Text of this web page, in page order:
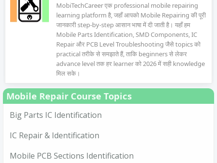
MobiTechCareer एक professional mobile repairing
learning platform है, जहाँ आपको Mobile Repairing की पूरी
जानकारी step-by-step आसान भाषा में दी जाती है। यहाँ हम
Mobile Parts Identification, SMD Components, IC
Repair और PCB Level Troubleshooting जैसे topics को
practical तरीके से समझाते हैं, ताकि beginners से लेकर
advance level तक हर learner को 2026 में सही knowledge
मिल सके।
Mobile Repair Course Topics
Big Parts IC Identification
IC Repair & Identification
Mobile PCB Sections Identification